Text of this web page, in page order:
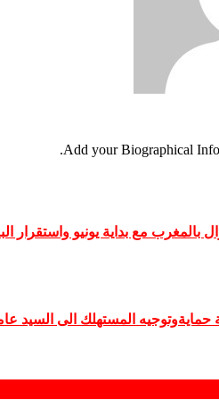
Add your Biographical
مع بداية يونيو واستقرار
المستهلك الى السيد